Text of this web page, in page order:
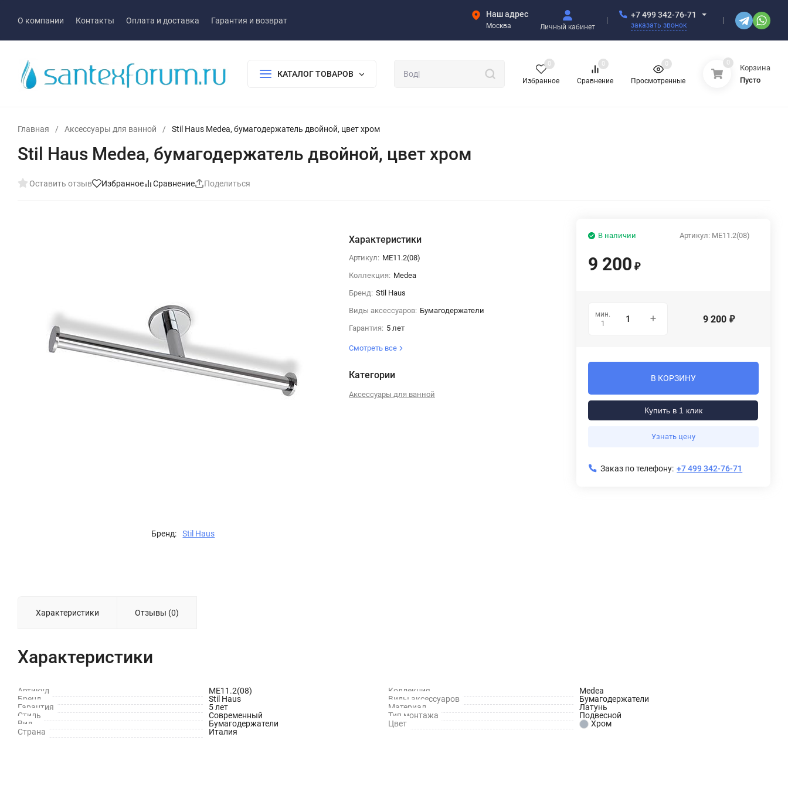
О компании Контакты Оплата и доставка Гарантия и возврат
Наш адрес
Москва Личный кабинет
+7 499 342-76-71
заказать звонок
КАТАЛОГ ТОВАРОВ
Избранное
0
Сравнение
0
Просмотренные
0 0
Корзина
Пусто
Главная / Аксессуары для ванной / Stil Haus Medea, бумагодержатель двойной, цвет хром
Stil Haus Medea, бумагодержатель двойной, цвет хром
Оставить отзыв Избранное Сравнение Поделиться
Бренд: Stil Haus
Характеристики
Артикул: ME11.2(08)
Коллекция: Medea
Бренд: Stil Haus
Виды аксессуаров: Бумагодержатели
Гарантия: 5 лет
Смотреть все
Категории
Аксессуары для ванной
Артикул: ME11.2(08)
В наличии
9 200 ₽
мин.
1
9 200 ₽
В КОРЗИНУ
Купить в 1 клик
Узнать цену
Заказ по телефону: +7 499 342-76-71
Характеристики Отзывы (0)
Характеристики
Артикул ME11.2(08) Коллекция
Medea
Бренд
Stil Haus Виды аксессуаров
Бумагодержатели
Гарантия
5 лет Материал
Латунь
Стиль
Современный Тип монтажа
Подвесной
Вид
Бумагодержатели Цвет
Хром
Страна
Италия